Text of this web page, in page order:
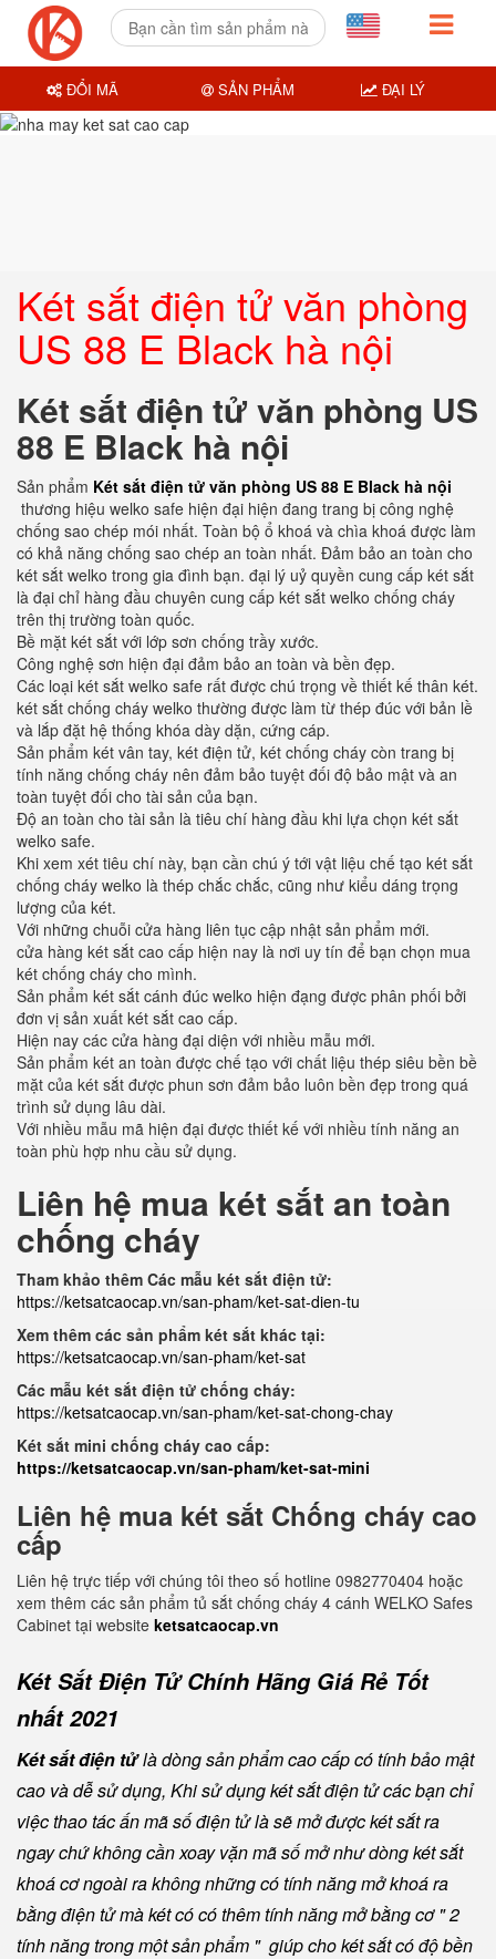
Két sắt điện tử văn phòng
US 88 E Black hà nội
Két sắt điện tử văn phòng US
88 E Black hà nội
Sản phẩm Két sắt điện tử văn phòng US 88 E Black hà nội
thương hiệu welko safe hiện đại hiện đang trang bị công nghệ
chống sao chép mói nhất. Toàn bộ ổ khoá và chìa khoá được làm
có khả năng chống sao chép an toàn nhất. Đảm bảo an toàn cho
két sắt welko trong gia đình bạn. đại lý uỷ quyền cung cấp két sắt
là đại chỉ hàng đầu chuyên cung cấp két sắt welko chống cháy
trên thị trường toàn quốc.
Bề mặt két sắt với lớp sơn chống trầy xước.
Công nghệ sơn hiện đại đảm bảo an toàn và bền đẹp.
Các loại két sắt welko safe rất được chú trọng về thiết kế thân két.
két sắt chống cháy welko thường được làm từ thép đúc với bản lề
và lắp đặt hệ thống khóa dày dặn, cứng cáp.
Sản phẩm két vân tay, két điện tử, két chống cháy còn trang bị
tính năng chống cháy nên đảm bảo tuyệt đối độ bảo mật và an
toàn tuyệt đối cho tài sản của bạn.
Độ an toàn cho tài sản là tiêu chí hàng đầu khi lựa chọn két sắt
welko safe.
Khi xem xét tiêu chí này, bạn cần chú ý tới vật liệu chế tạo két sắt
chống cháy welko là thép chắc chắc, cũng như kiểu dáng trọng
lượng của két.
Với những chuỗi cửa hàng liên tục cập nhật sản phẩm mới.
cửa hàng két sắt cao cấp hiện nay là nơi uy tín để bạn chọn mua
két chống cháy cho mình.
Sản phẩm két sắt cánh đúc welko hiện đạng được phân phối bởi
đơn vị sản xuất két sắt cao cấp.
Hiện nay các cửa hàng đại diện với nhiều mẫu mới.
Sản phẩm két an toàn được chế tạo với chất liệu thép siêu bền bề
mặt của két sắt được phun sơn đảm bảo luôn bền đẹp trong quá
trình sử dụng lâu dài.
Với nhiều mẫu mã hiện đại được thiết kế với nhiều tính năng an
toàn phù hợp nhu cầu sử dụng.
Liên hệ mua két sắt an toàn
chống cháy
Tham khảo thêm Các mẫu két sắt điện tử:
https://ketsatcaocap.vn/san-pham/ket-sat-dien-tu
Xem thêm các sản phẩm két sắt khác tại:
https://ketsatcaocap.vn/san-pham/ket-sat
Các mẫu két sắt điện tử chống cháy:
https://ketsatcaocap.vn/san-pham/ket-sat-chong-chay
Két sắt mini chống cháy cao cấp:
https://ketsatcaocap.vn/san-pham/ket-sat-mini
Liên hệ mua két sắt Chống cháy cao
cấp
Liên hệ trực tiếp với chúng tôi theo số hotline 0982770404 hoặc
xem thêm các sản phẩm tủ sắt chống cháy 4 cánh WELKO Safes
Cabinet tại website ketsatcaocap.vn
Két Sắt Điện Tử Chính Hãng Giá Rẻ Tốt
nhất 2021
Két sắt điện tửlà dòng sản phẩm cao cấp có tính bảo mật
cao và dễ sử dụng, Khi sử dụng két sắt điện tử các bạn chỉ
việc thao tác ấn mã số điện tử là sẽ mở được két sắt ra
ngay chứ không cần xoay vặn mã số mở như dòng két sắt
khoá cơ ngoài ra không những có tính năng mở khoá ra
bằng điện tử mà két có có thêm tính năng mở bằng cơ " 2
tính năng trong một sản phẩm " giúp cho két sắt có độ bền
ĐỔI MÃ SẢN PHẨM ĐẠI LÝ